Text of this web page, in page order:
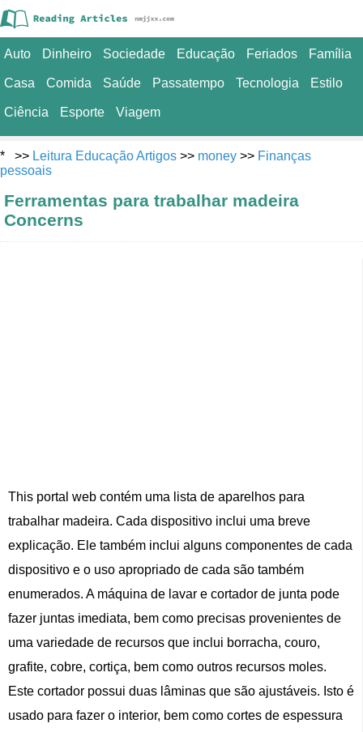
Auto Dinheiro Sociedade Educação Feriados Família
Casa Comida Saúde Passatempo Tecnologia Estilo
Ciência Esporte Viagem
* >> Leitura Educação Artigos >> money >> Finanças
pessoais
Ferramentas para trabalhar madeira
Concerns
This portal web contém uma lista de aparelhos para
trabalhar madeira. Cada dispositivo inclui uma breve
explicação. Ele também inclui alguns componentes de cada
dispositivo e o uso apropriado de cada são também
enumerados. A máquina de lavar e cortador de junta pode
fazer juntas imediata, bem como precisas provenientes de
uma variedade de recursos que inclui borracha, couro,
grafite, cobre, cortiça, bem como outros recursos moles.
Este cortador possui duas lâminas que são ajustáveis. Isto é
usado para fazer o interior, bem como cortes de espessura